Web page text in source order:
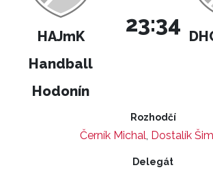
HAJmK
Handball
Hodonín
23:34
Rozhodčí
Černík Michal, Dostalík
Delegát